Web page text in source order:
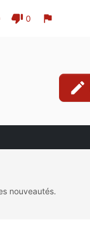
thumb_down 0 flag
edit
nouveautés.